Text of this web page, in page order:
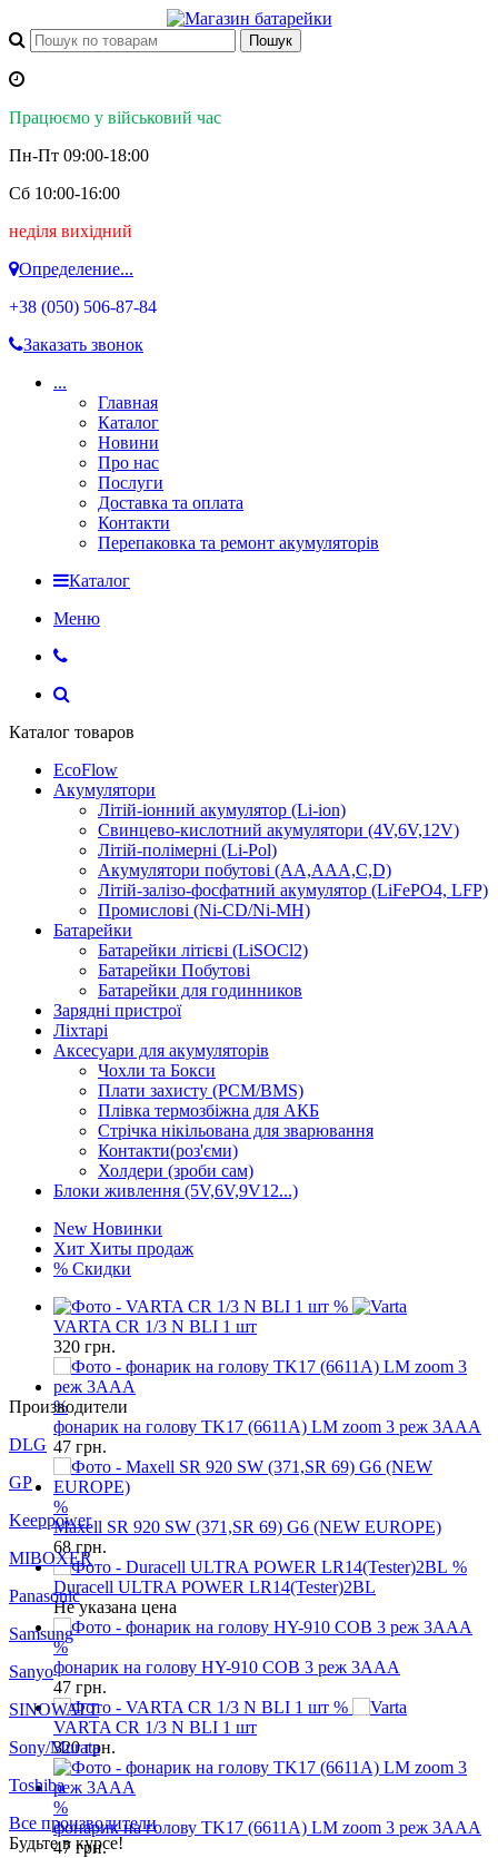
Працюємо у військовий час
Пн-Пт 09:00-18:00
Сб 10:00-16:00
неділя вихідний
Определение...
+38 (050) 506-87-84
Заказать звонок
...
Главная
Каталог
Новини
Про нас
Послуги
Доставка та оплата
Контакти
Перепаковка та ремонт акумуляторів
Каталог
Меню
Каталог товаров
EcoFlow
Акумулятори
Літій-іонний акумулятор (Li-ion)
Свинцево-кислотний акумулятори (4V,6V,12V)
Літій-полімерні (Li-Pol)
Акумулятори побутові (AA,AAA,C,D)
Літій-залізо-фосфатний акумулятор (LiFePO4, LFP)
Промислові (Ni-CD/Ni-MH)
Батарейки
Батарейки літієві (LiSOCl2)
Батарейки Побутові
Батарейки для годинников
Зарядні пристрої
Ліхтарі
Аксесуари для акумуляторів
Чохли та Бокси
Плати захисту (PCM/BMS)
Плівка термозбіжна для АКБ
Стрічка нікільована для зварювання
Контакти(роз'єми)
Холдери (зроби сам)
Блоки живлення (5V,6V,9V12...)
New Новинки
Хит Хиты продаж
% Скидки
%
VARTA CR 1/3 N BLI 1 шт
320 грн.
%
фонарик на голову TK17 (6611A) LM zoom 3 реж 3AAA
47 грн.
%
Maxell SR 920 SW (371,SR 69) G6 (NEW EUROPE)
68 грн.
%
Duracell ULTRA POWER LR14(Tester)2BL
Не указана цена
%
фонарик на голову HY-910 COB 3 реж 3AAA
47 грн.
%
VARTA CR 1/3 N BLI 1 шт
320грн.
%
фонарик на голову TK17 (6611A) LM zoom 3 реж 3AAA
47 грн.
Производители
DLG
GP
Keeppower
MIBOXER
Panasonic
Samsung
Sanyo
SINOWATT
Sony/Murata
Toshiba
Все производители
Будьте в курсе!
Новости, обзоры и акции